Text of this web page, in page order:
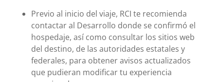
Previo al inicio del viaje, RCI te recomienda
contactar al Desarrollo donde se confirmó el
hospedaje, así como consultar los sitios web
del destino, de las autoridades estatales y
federales, para obtener avisos actualizados
que pudieran modificar tu experiencia